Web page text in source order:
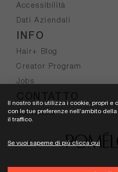
Accessibilità
Dati Aziendali
INFO
Hair+ Blog
Creator Program
Jobs
Contattaci
Il nostro sito utilizza i cookie, propri e
con le tue preferenze nell’ambito
il traffico.
Se vuoi saperne di più clicca qui